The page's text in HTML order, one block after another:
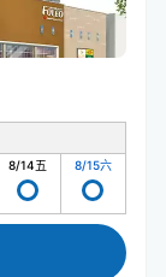
8/14五 8/15六